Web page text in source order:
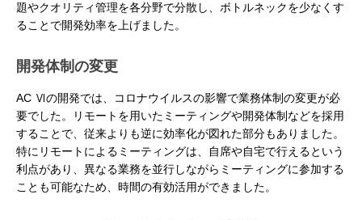
題やクオリティ管理を各分野で分散し、ボトルネックを少なくす
ることで開発効率を上げました。
開発体制の変更
AC Ⅵの開発では、コロナウイルスの影響で業務体制の変更が必
要でした。リモートを用いたミーティングや開発体制などを採用
することで、従来よりも逆に効率化が図れた部分もありました。
特にリモートによるミーティングは、自席や自宅で行えるという
利点があり、異なる業務を並行しながらミーティングに参加する
ことも可能なため、時間の有効活用ができました。